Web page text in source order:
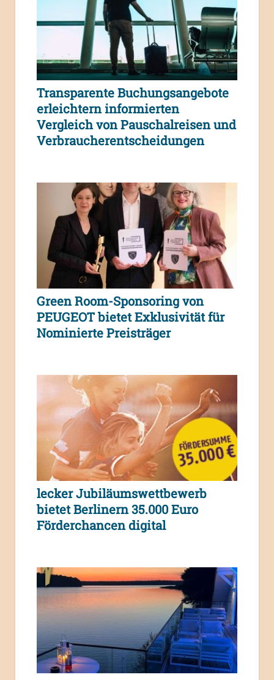
Transparente Buchungsangebote
erleichtern informierten
Vergleich von Pauschalreisen und
Verbraucherentscheidungen
Green Room-Sponsoring von
PEUGEOT bietet Exklusivität für
Nominierte Preisträger
lecker Jubiläumswettbewerb
bietet Berlinern 35.000 Euro
Förderchancen digital